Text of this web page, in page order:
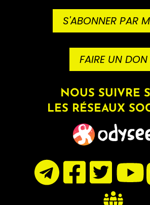
S'ABONNER PAR
FAIRE UN DON
NOUS SUIVRE
LES RÉSEAUX